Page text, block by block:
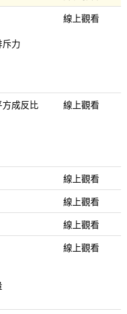
力
線上觀看
成反比
線上觀看
線上觀看
線上觀看
線上觀看
線上觀看